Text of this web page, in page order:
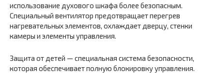
использование духового шкафа более безопасным.
Специальный вентилятор предотвращает перегрев
нагревательных элементов, охлаждает дверцу, стенки
камеры и элементы управления.
Защита от детей — специальная система безопасности,
которая обеспечивает полную блокировку управления.